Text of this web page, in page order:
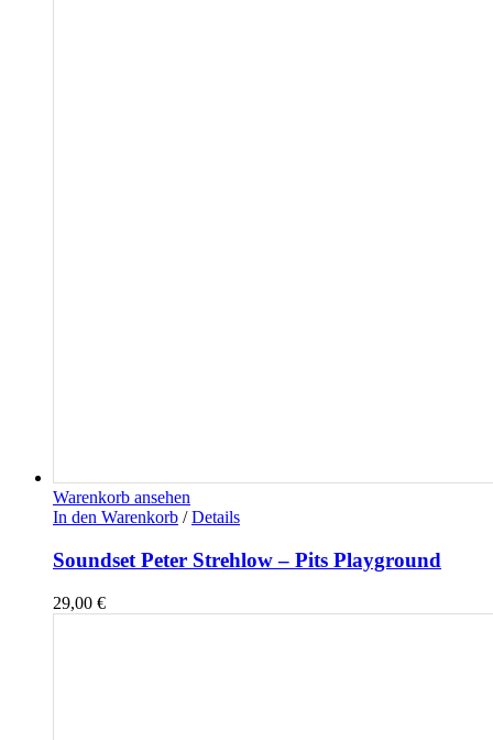
Warenkorb ansehen
In den Warenkorb / Details
Soundset Peter Strehlow – Pits Playground
29,00 €